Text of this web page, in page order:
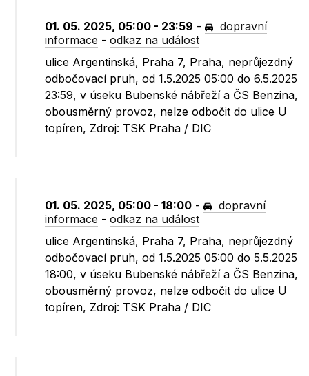
01. 05. 2025, 05:00 - 23:59 -
dopravní
informace -odkaz na událost
ulice Argentinská, Praha 7, Praha, neprůjezdný
odbočovací pruh, od 1.5.2025 05:00 do 6.5.2025
23:59, v úseku Bubenské nábřeží a ČS Benzina,
obousměrný provoz, nelze odbočit do ulice U
topíren, Zdroj: TSK Praha / DIC
01. 05. 2025, 05:00 - 18:00 -
dopravní
informace -odkaz na událost
ulice Argentinská, Praha 7, Praha, neprůjezdný
odbočovací pruh, od 1.5.2025 05:00 do 5.5.2025
18:00, v úseku Bubenské nábřeží a ČS Benzina,
obousměrný provoz, nelze odbočit do ulice U
topíren, Zdroj: TSK Praha / DIC